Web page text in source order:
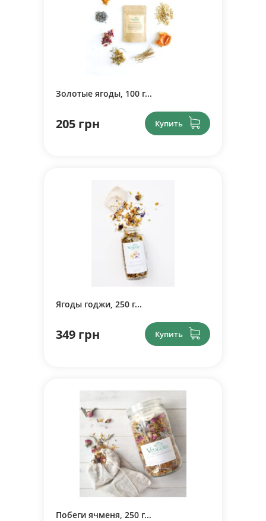
Золотые ягоды, 100 г...
205 грн Купить
Ягоды годжи, 250 г...
349 грн Купить
Побеги ячменя, 250 г...